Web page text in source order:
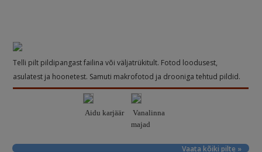
Telli pilt pildipangast failina või väljatrükitult. Fotod loodusest,
asulatest ja hoonetest. Samuti makrofotod ja drooniga tehtud pildid.
Aidu karjäär
Vanalinna
majad
Vaata kõiki pilte »